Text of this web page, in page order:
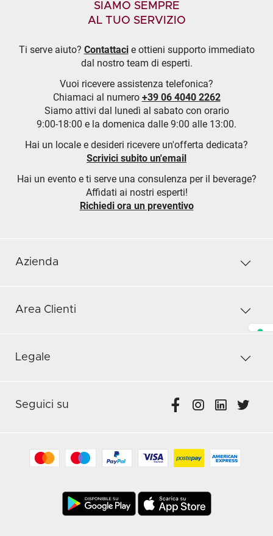
SIAMO SEMPRE
AL TUO SERVIZIO
Ti serve aiuto? Contattacie ottieni supporto immediato
dal nostro team di esperti.
Vuoi ricevere assistenza telefonica?
Chiamaci al numero +39 06 4040 2262
Siamo attivi dal lunedì al sabato con orario
9:00-18:00 e la domenica dalle 9:00 alle 13:00.
Hai un locale e desideri ricevere un'offerta dedicata?
Scrivici subito un'email
Hai un evento e ti serve una consulenza per il beverage?
Affidati ai nostri esperti!
Richiedi ora un preventivo
Azienda
Area Clienti
Legale
Seguici su